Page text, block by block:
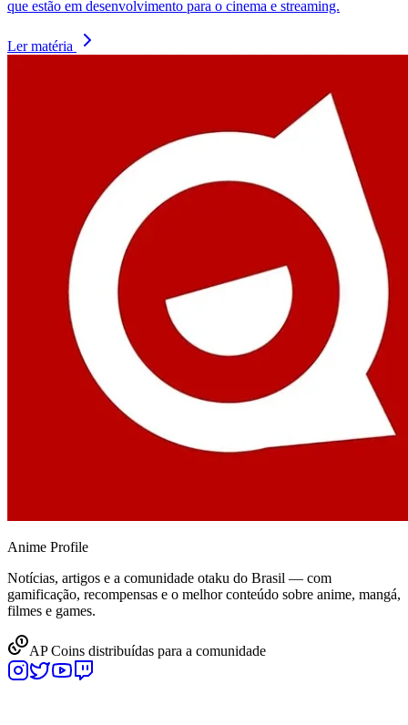
que estão em desenvolvimento para o cinema e streaming.
Ler matéria
Anime Profile
Notícias, artigos e a comunidade otaku do Brasil — com
gamificação, recompensas e o melhor conteúdo sobre anime, mangá,
filmes e games.
AP Coins distribuídas para a comunidade